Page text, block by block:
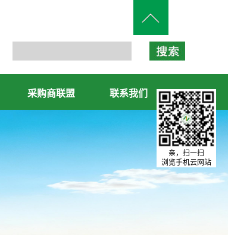
采购商联盟 联系我们
亲，扫一扫
浏览手机云网站